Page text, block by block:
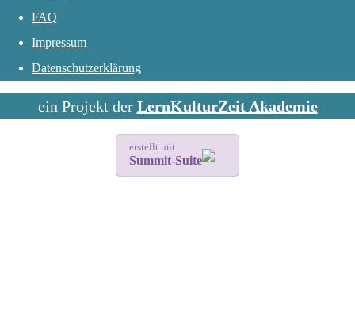
FAQ
Impressum
Datenschutzerklärung
ein Projekt der LernKulturZeit Akademie
erstellt mit
Summit-Suite